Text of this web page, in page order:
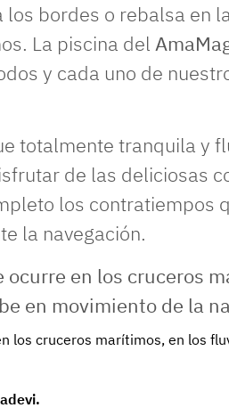
los bordes o rebalsa en
La piscina del
y cada uno de
totalmente tranquila y
de las deliciosas
los contratiempos
la navegación.
los cruceros marítimos, en los